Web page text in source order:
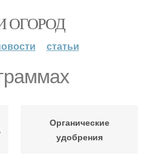
ОГОРОД
статьи
Органические
удобрения